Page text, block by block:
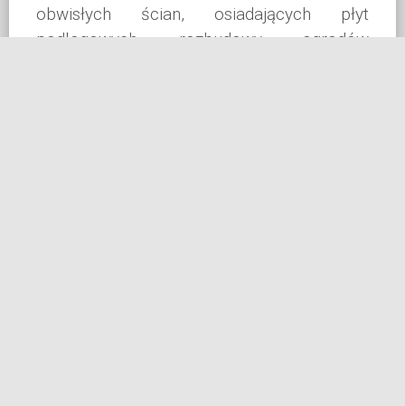
obwisłych ścian, osiadających płyt
podłogowych, rozbudowy, ogrodów